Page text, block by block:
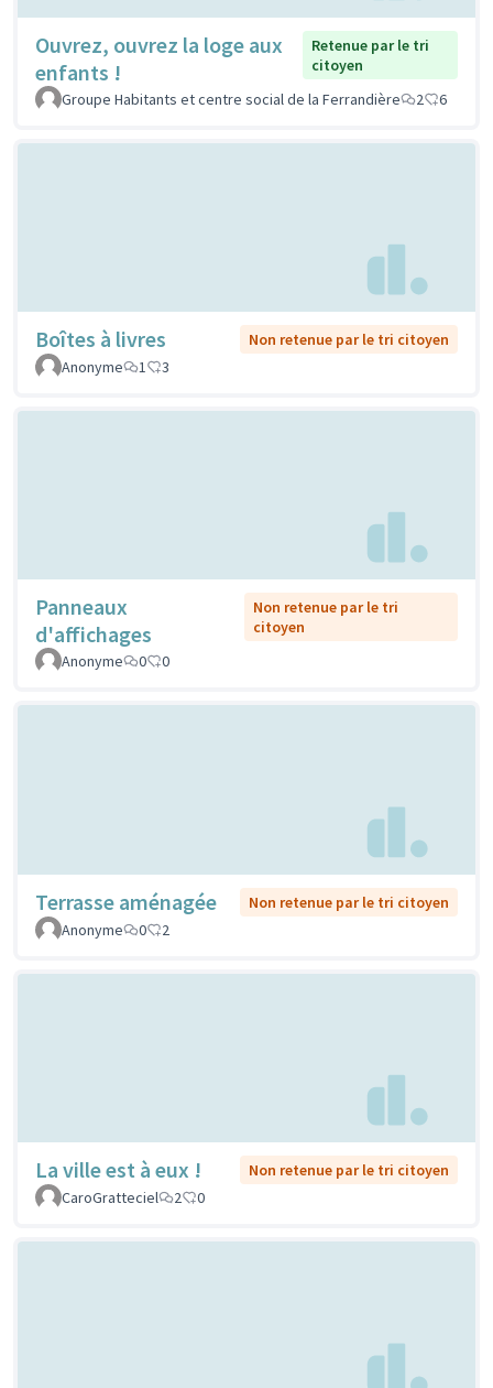
Ouvrez, ouvrez la loge aux
enfants !
Retenue par le tri
citoyen
Groupe Habitants et centre social de la Ferrandière
2 6
Boîtes à livres
Non retenue par le tri citoyen
Anonyme
1 3
Panneaux
d'affichages
Non retenue par le tri
citoyen
Anonyme
0 0
Terrasse aménagée
Non retenue par le tri citoyen
Anonyme
0 2
La ville est à eux !
Non retenue par le tri citoyen
CaroGratteciel
2 0